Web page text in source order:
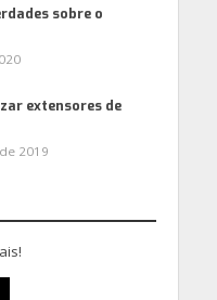
sobre o
extensores de
2019